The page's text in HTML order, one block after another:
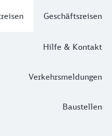
Geschäftsreisen
Hilfe & Kontakt
Verkehrsmeldungen
Baustellen